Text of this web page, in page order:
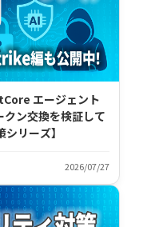
エージェント
ン交換を検証して
リーズ】
2026/07/27